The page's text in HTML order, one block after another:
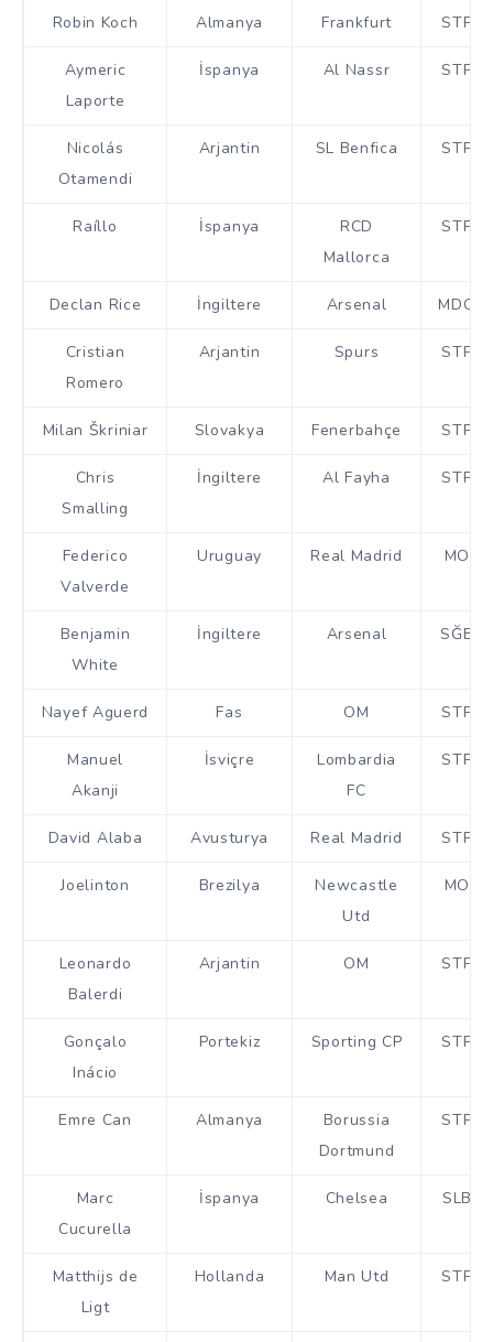
Robin Koch Almanya Frankfurt STP
Aymeric
Laporte
İspanya Al Nassr STP
Nicolás
Otamendi
Arjantin SL Benfica STP
Raíllo İspanya
RCD
Mallorca
STP
Declan Rice İngiltere Arsenal MDO
Cristian
Romero
Arjantin Spurs STP
Milan Škriniar Slovakya Fenerbahçe STP
Chris
Smalling
İngiltere Al Fayha STP
Federico
Valverde
Uruguay Real Madrid MO
Benjamin
White
İngiltere Arsenal SĞB
Nayef Aguerd Fas OM STP
Manuel
Akanji
İsviçre
Lombardia
FC
STP
David Alaba Avusturya Real Madrid STP
Joelinton Brezilya
Newcastle
Utd
MO
Leonardo
Balerdi
Arjantin OM STP
Gonçalo
Inácio
Portekiz Sporting CP STP
Emre Can Almanya
Borussia
Dortmund
STP
Marc
Cucurella
İspanya Chelsea SLB
Matthijs de
Ligt
Hollanda Man Utd STP